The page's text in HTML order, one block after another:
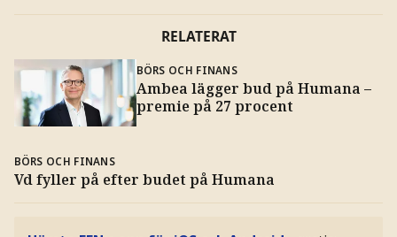
RELATERAT
BÖRS OCH FINANS
Ambea lägger bud på Humana –
premie på 27 procent
BÖRS OCH FINANS
Vd fyller på efter budet på Humana